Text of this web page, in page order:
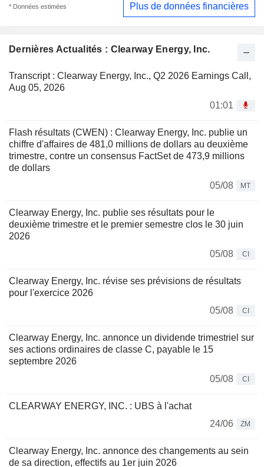
Dernières Actualités : Clearway Energy, Inc.
Transcript : Clearway Energy, Inc., Q2 2026 Earnings Call,
Aug 05, 2026
01:01
Flash résultats (CWEN) : Clearway Energy, Inc. publie un
chiffre d'affaires de 481,0 millions de dollars au deuxième
trimestre, contre un consensus FactSet de 473,9 millions
de dollars
05/08
MT
Clearway Energy, Inc. publie ses résultats pour le
deuxième trimestre et le premier semestre clos le 30 juin
2026
05/08
CI
Clearway Energy, Inc. révise ses prévisions de résultats
pour l'exercice 2026
05/08
CI
Clearway Energy, Inc. annonce un dividende trimestriel sur
ses actions ordinaires de classe C, payable le 15
septembre 2026
05/08
CI
CLEARWAY ENERGY, INC. : UBS à l'achat
24/06
ZM
Clearway Energy, Inc. annonce des changements au sein
de sa direction, effectifs au 1er juin 2026
* Données estimées Plus de données financières